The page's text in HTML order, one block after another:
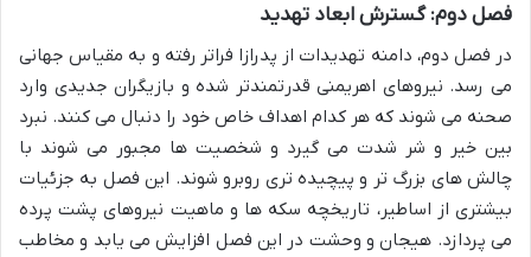
فصل دوم: گسترش ابعاد تهدید
در فصل دوم، دامنه تهدیدات از پدرازا فراتر رفته و به مقیاس جهانی
می رسد. نیروهای اهریمنی قدرتمندتر شده و بازیگران جدیدی وارد
صحنه می شوند که هر کدام اهداف خاص خود را دنبال می کنند. نبرد
بین خیر و شر شدت می گیرد و شخصیت ها مجبور می شوند با
چالش های بزرگ تر و پیچیده تری روبرو شوند. این فصل به جزئیات
بیشتری از اساطیر، تاریخچه سکه ها و ماهیت نیروهای پشت پرده
می پردازد. هیجان و وحشت در این فصل افزایش می یابد و مخاطب